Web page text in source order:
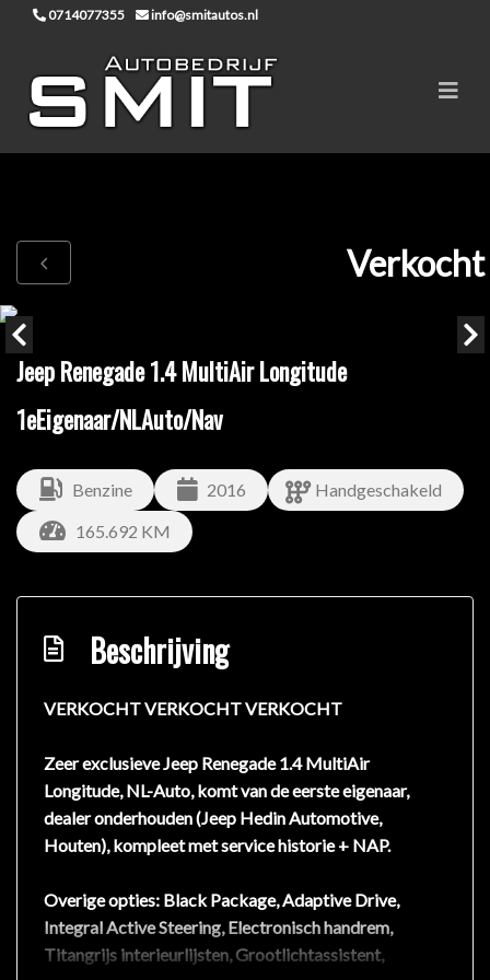
0714077355 info@smitautos.nl
Verkocht
Jeep Renegade 1.4 MultiAir Longitude
1eEigenaar/NLAuto/Nav
Benzine 2016
Handgeschakeld
165.692 KM
Beschrijving
VERKOCHT VERKOCHT VERKOCHT
Zeer exclusieve Jeep Renegade 1.4 MultiAir
Longitude, NL-Auto, komt van de eerste eigenaar,
dealer onderhouden (Jeep Hedin Automotive,
Houten), kompleet met service historie + NAP.
Overige opties: Black Package, Adaptive Drive,
Integral Active Steering, Electronisch handrem,
Titangrijs interieurlijsten, Grootlichtassistent,